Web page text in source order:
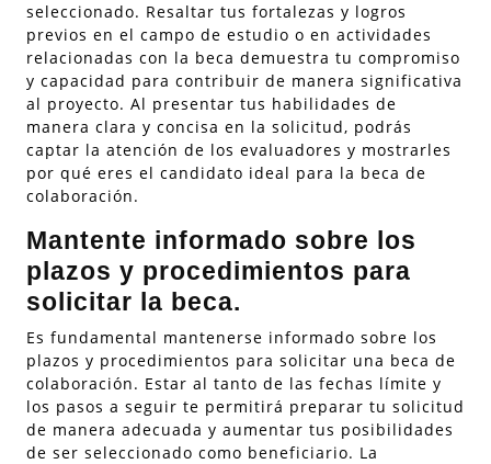
seleccionado. Resaltar tus fortalezas y logros
previos en el campo de estudio o en actividades
relacionadas con la beca demuestra tu compromiso
y capacidad para contribuir de manera significativa
al proyecto. Al presentar tus habilidades de
manera clara y concisa en la solicitud, podrás
captar la atención de los evaluadores y mostrarles
por qué eres el candidato ideal para la beca de
colaboración.
Mantente informado sobre los
plazos y procedimientos para
solicitar la beca.
Es fundamental mantenerse informado sobre los
plazos y procedimientos para solicitar una beca de
colaboración. Estar al tanto de las fechas límite y
los pasos a seguir te permitirá preparar tu solicitud
de manera adecuada y aumentar tus posibilidades
de ser seleccionado como beneficiario. La